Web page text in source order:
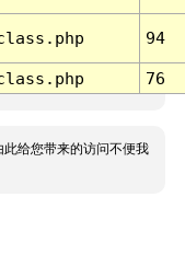
94
76
给您带来的访问不便我